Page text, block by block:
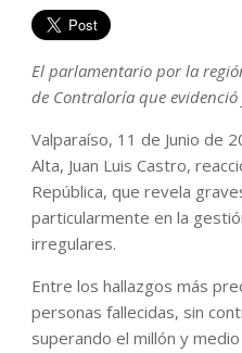
El parlamentario por la
de Contraloría que
Valparaíso, 11 de Junio de
Alta, Juan Luis Castro,
República, que revela
particularmente en la
irregulares.
Entre los hallazgos más
personas fallecidas, sin
superando el millón y